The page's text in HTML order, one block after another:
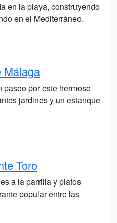
en la playa, construyendo
en el Mediterráneo.
Málaga
por este hermoso
jardines y un estanque
Toro
a la parrilla y platos
popular entre las